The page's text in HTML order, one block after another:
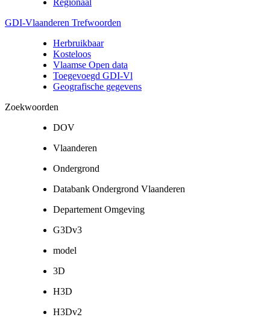
GDI-Vlaanderen Trefwoorden
Herbruikbaar
Kosteloos
Vlaamse Open data
Toegevoegd GDI-Vl
Geografische gegevens
Zoekwoorden
DOV
Vlaanderen
Ondergrond
Databank Ondergrond Vlaanderen
Departement Omgeving
G3Dv3
model
3D
H3D
H3Dv2